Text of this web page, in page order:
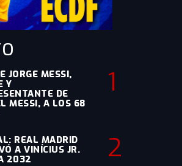
JORGE MESSI,
Y
DE
MESSI, A LOS 68
1
REAL MADRID
A VINÍCIUS JR.
2032
2